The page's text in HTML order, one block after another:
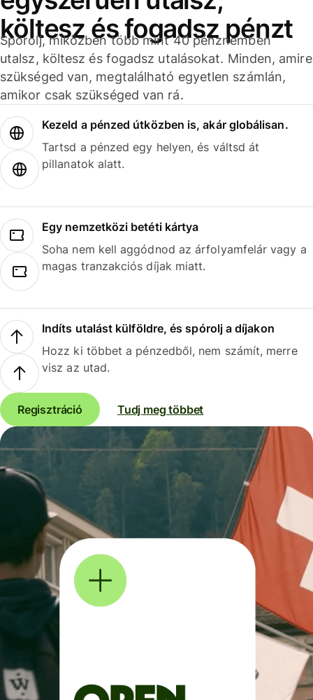
költesz és fogadsz pénzt
Spórolj, miközben több mint 40 pénznemben
utalsz, költesz és fogadsz utalásokat. Minden, amire
szükséged van, megtalálható egyetlen számlán,
amikor csak szükséged van rá.
Kezeld a pénzed útközben is, akár globálisan.
Tartsd a pénzed egy helyen, és váltsd át
pillanatok alatt.
Egy nemzetközi betéti kártya
Soha nem kell aggódnod az árfolyamfelár vagy a
magas tranzakciós díjak miatt.
Indíts utalást külföldre, és spórolj a díjakon
Hozz ki többet a pénzedből, nem számít, merre
visz az utad.
Regisztráció Tudj meg többet